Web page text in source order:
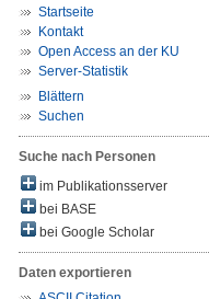
Startseite
Kontakt
Open Access an der KU
Server-Statistik
Blättern
Suchen
Suche nach Personen
im Publikationsserver
bei BASE
bei Google Scholar
Daten exportieren